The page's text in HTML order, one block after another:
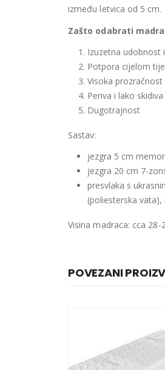
između letvica od 5 cm.
Zašto odabrati madrac
Izuzetna udobnost
Potpora cijelom
Visoka prozračnost
Periva i lako
Dugotrajnost
Sastav:
jezgra 5 cm
jezgra 20 cm 7-
presvlaka s
(poliesterska vata),
Visina madraca: cca 28-
POVEZANI